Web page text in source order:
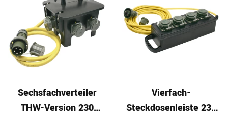
Sechsfachverteiler
THW-Version 230
Vierfach-
Steckdosenleiste 230